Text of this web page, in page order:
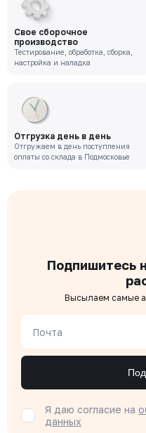
Цена с НДС
62 737 ₽
VR-221-02-0050-PN10-M
Цена с НДС
47 639 ₽
Свое сборочное
производство
Тестирование, обработка, сборка,
настройка и наладка
Отгрузка день в день
Отгружаем в день поступления
оплаты со склада в Подмосковье
Подпишитесь
Высылаем самые
Почта
Я даю согласие на
данных